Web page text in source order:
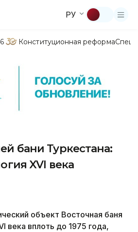
РУ
Конституционная реформа
бани Туркестана:
XVI века
объект Восточная баня
века вплоть до 1975 года,